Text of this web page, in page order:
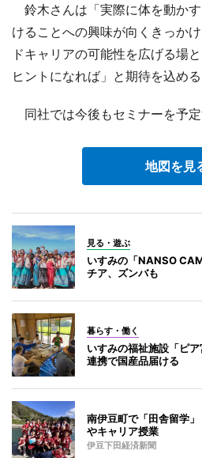
鈴木さんは「実際に体を動か
けることへの興味が向くきっか
ドキャリアの可能性を広げる場
ヒントになれば」と期待を込める
同社では今後もセミナーを予
地図を見
見る・遊ぶ
いすみの「NANSO
チア、ズンバも
暮らす・働く
いすみの福祉施設「ピ
連携で国産品届ける
南伊豆町で「田舎留学
やキャリア授業
伊豆下田経済新聞